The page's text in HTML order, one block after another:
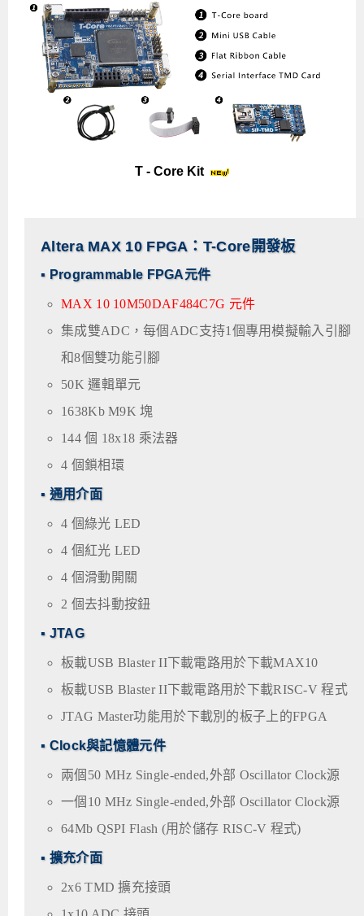
T - Core Kit
Altera MAX 10 FPGA：T-Core開發板
▪ Programmable FPGA元件
MAX 10 10M50DAF484C7G 元件
集成雙ADC，每個ADC支持1個專用模擬輸入引腳
和8個雙功能引腳
50K 邏輯單元
1638Kb M9K 塊
144 個 18x18 乘法器
4 個鎖相環
▪ 通用介面
4 個綠光 LED
4 個紅光 LED
4 個滑動開關
2 個去抖動按鈕
▪ JTAG
板載USB Blaster II下載電路用於下載MAX10
板載USB Blaster II下載電路用於下載RISC-V 程式
JTAG Master功能用於下載別的板子上的FPGA
▪ Clock與記憶體元件
兩個50 MHz Single-ended,外部 Oscillator Clock源
一個10 MHz Single-ended,外部 Oscillator Clock源
64Mb QSPI Flash (用於儲存 RISC-V 程式)
▪ 擴充介面
2x6 TMD 擴充接頭